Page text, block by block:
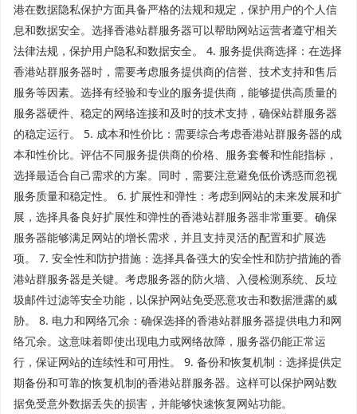
港在数据隐私保护方面具备严格的法规和规定，保护用户的个人信
息和数据安全。选择香港站群服务器可以帮助网站运营者遵守相关
法律法规，保护用户隐私和数据安全。 4. 服务提供商选择：在选择
香港站群服务器时，需要考虑服务提供商的信誉、技术支持和售后
服务等因素。选择有经验和专业的服务提供商，能够提供高质量的
服务器硬件、稳定的网络连接和及时的技术支持，确保站群服务器
的稳定运行。 5. 成本和性价比：需要综合考虑香港站群服务器的成
本和性价比。评估不同服务提供商的价格、服务套餐和性能指标，
选择最适合自己需求的方案。同时，需要注意避免低价诱惑而忽视
服务质量和稳定性。 6. 扩展性和弹性：考虑到网站的未来发展和扩
展，选择具备良好扩展性和弹性的香港站群服务器非常重要。确保
服务器能够满足网站的增长需求，并且支持灵活的配置和扩展选
项。 7. 安全性和防护措施：选择具备强大的安全性和防护措施的香
港站群服务器是关键。考虑服务器的防火墙、入侵检测系统、反垃
圾邮件过滤等安全功能，以保护网站免受恶意攻击和数据泄露的威
胁。 8. 电力和网络冗余：确保选择的香港站群服务器提供电力和网
络冗余。这意味着即使出现电力或网络故障，服务器仍能正常运
行，保证网站的连续性和可用性。 9. 备份和恢复机制：选择提供定
期备份和可靠的恢复机制的香港站群服务器。这样可以保护网站数
据免受意外数据丢失的损害，并能够快速恢复网站功能。